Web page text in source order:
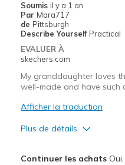
Going Out
Special Occasions
Travel
Width
Feels
Sizing
Feels
Soumis il y a 1 an
Par Mara717
de Pittsburgh
Describe Yourself Practical
EVALUER À
skechers.com
My granddaughter loves
well-made and have such
Afficher la traduction
Plus de détails
Continuer les achatsOui,